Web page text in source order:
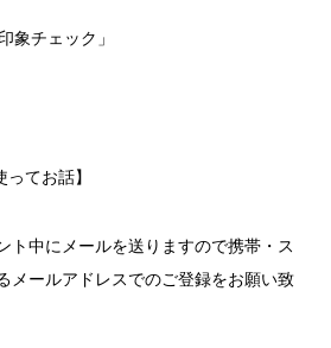
象チェック」
てお話】
ト中にメールを送りますので携帯・ス
メールアドレスでのご登録をお願い致